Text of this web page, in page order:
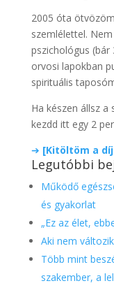
2005 óta
szemlélettel.
pszichológus (bár
orvosi lapokban
spirituális
Ha készen állsz
kezdd itt egy 2
➔ [Kitöltöm a
Legutóbbi
Működő
és gyakorlat
„Ez az élet,
Aki nem
Több mint
szakember, a